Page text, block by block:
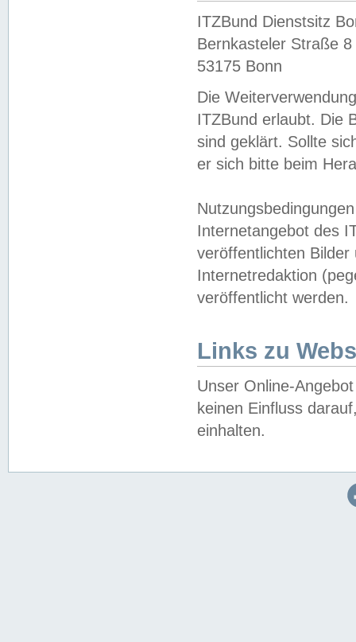
ITZBund Dienstsitz
Bernkasteler Straße 8
53175 Bonn
Die
ITZBund erlaubt. Die
sind geklärt. Sollte
er sich bitte beim
Internetangebot des
veröffentlichten
Internetredaktion
veröffentlicht werden.
Links zu
Unser Online-
keinen Einfluss
einhalten.